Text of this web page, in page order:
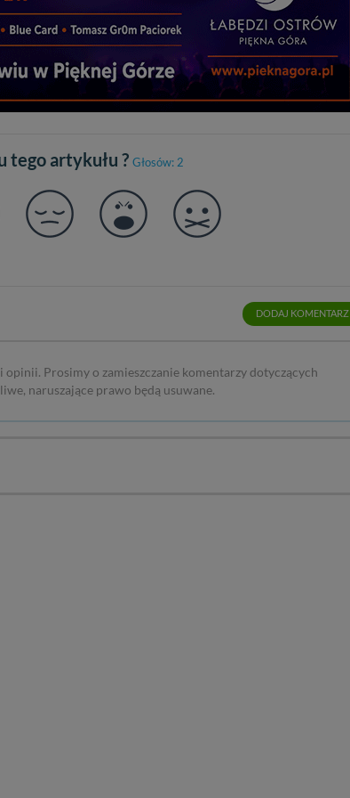
tego artykułu ? Głosów: 2
DODAJ KOMENTARZ
Prosimy o zamieszczanie komentarzy dotyczących
naruszające prawo będą usuwane.